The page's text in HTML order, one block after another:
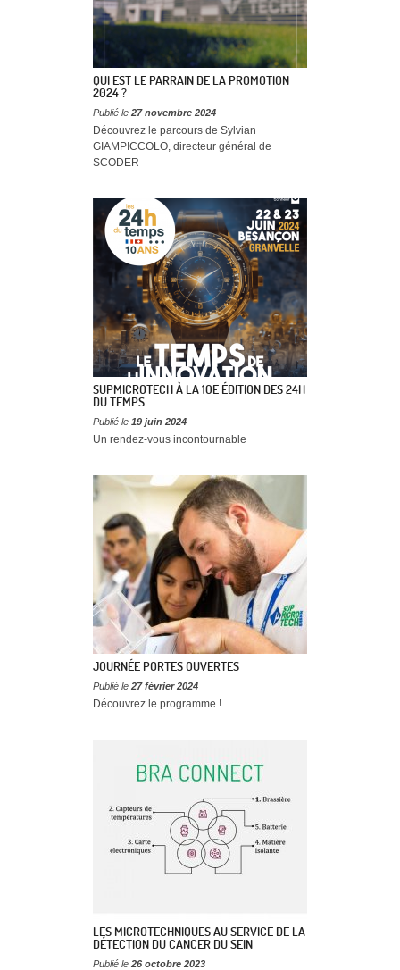
QUI EST LE PARRAIN DE LA PROMOTION
2024 ?
Publié le 27 novembre 2024
Découvrez le parcours de Sylvian
GIAMPICCOLO, directeur général de
SCODER
SUPMICROTECH À LA 10E ÉDITION DES 24H
DU TEMPS
Publié le 19 juin 2024
Un rendez-vous incontournable
JOURNÉE PORTES OUVERTES
Publié le 27 février 2024
Découvrez le programme !
LES MICROTECHNIQUES AU SERVICE DE LA
DÉTECTION DU CANCER DU SEIN
Publié le 26 octobre 2023